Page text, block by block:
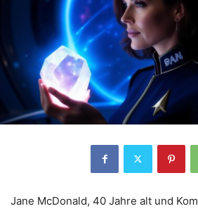
Jane McDonald, 40 Jahre alt und